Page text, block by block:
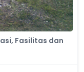
Fasilitas dan